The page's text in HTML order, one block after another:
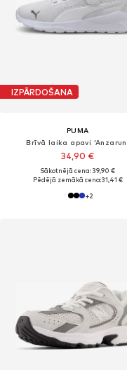
IZPĀRDOŠANA
PUMA
Brīvā laika apavi
34,90 €
Sākotnējā cena: 39,90 €
Pēdējā zemākā cena:31,41 €
+2